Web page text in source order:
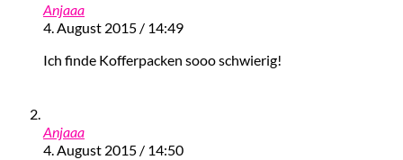
Anjaaa
4. August 2015 / 14:49
Ich finde Kofferpacken sooo schwierig!
Anjaaa
4. August 2015 / 14:50